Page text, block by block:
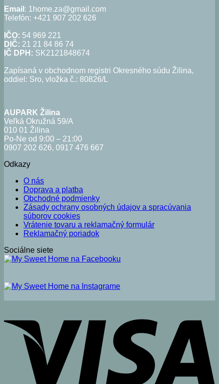
Email : 1home.za@gmail.com
Telefón: +421 907 202 626
IČO: 54 969 221
DIČ: 21 21 84 86 74
IČ DPH: SK2121848674
Zapísaná v obchodnom registri Okresného súdu Žilina,
oddiel: Sro, vložka č.: 80826/L
AUPARK Žilina
Veľká Okružná 59/A
010 01 Žilina
Po-Ne od 9:00 – 21:00
0907 202 626, 0917 476 667
Odkazy
O nás
Doprava a platba
Obchodné podmienky
Zásady ochrany osobných údajov a spracúvania
súborov cookies
Vrátenie tovaru a reklamačný formulár
Reklamačný poriadok
Sociálne siete